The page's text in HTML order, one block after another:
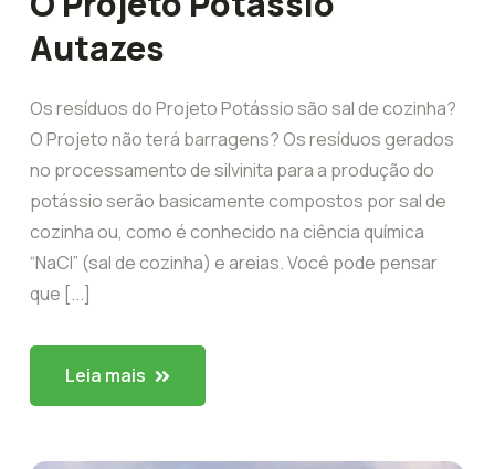
Autazes
Os resíduos do Projeto Potássio são sal de cozinha?
O Projeto não terá barragens? Os resíduos gerados
no processamento de silvinita para a produção do
potássio serão basicamente compostos por sal de
cozinha ou, como é conhecido na ciência química
“NaCl” (sal de cozinha) e areias. Você pode pensar
que [...]
Leia mais